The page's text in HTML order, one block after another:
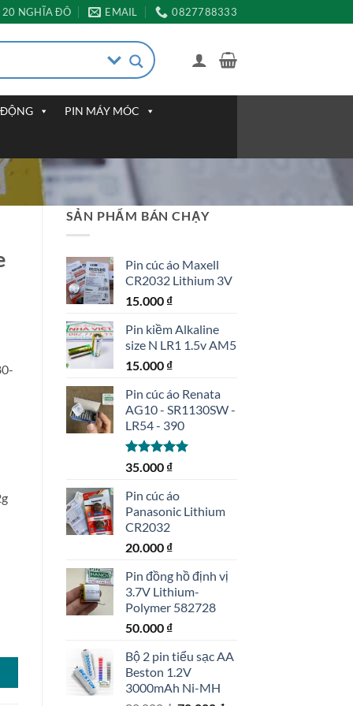
20 NGHĨA ĐÔ EMAIL 0827788333
PIN MÁY MÓC
SẢN PHẨM BÁN CHẠY
Pin cúc áo Maxell
CR2032 Lithium 3V
15.000 ₫
Pin kiềm Alkaline
size N LR1 1.5v AM5
15.000 ₫
Pin cúc áo Renata
AG10 - SR1130SW -
LR54 - 390
Được xếp
5 sao
35.000 ₫
Pin cúc áo
Panasonic Lithium
CR2032
20.000 ₫
Pin đồng hồ định vị
3.7V Lithium-
Polymer 582728
50.000 ₫
Bộ 2 pin tiểu sạc AA
Beston 1.2V
3000mAh Ni-MH